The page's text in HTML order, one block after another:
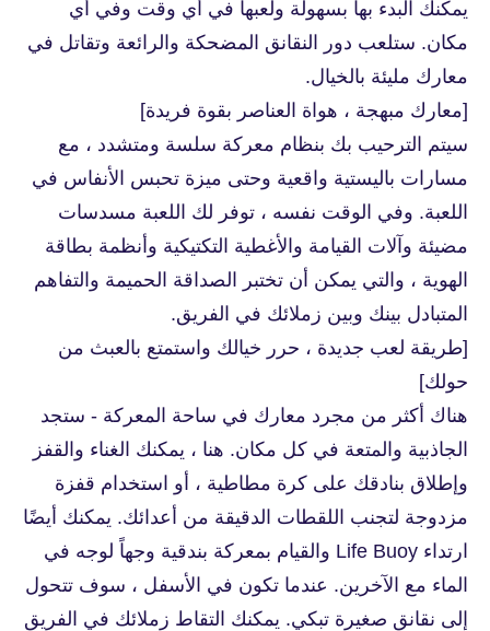
يمكنك البدء بها بسهولة ولعبها في أي وقت وفي أي
مكان. ستلعب دور النقانق المضحكة والرائعة وتقاتل في
معارك مليئة بالخيال.
[معارك مبهجة ، هواة العناصر بقوة فريدة]
سيتم الترحيب بك بنظام معركة سلسة ومتشدد ، مع
مسارات باليستية واقعية وحتى ميزة تحبس الأنفاس في
اللعبة. وفي الوقت نفسه ، توفر لك اللعبة مسدسات
مضيئة وآلات القيامة والأغطية التكتيكية وأنظمة بطاقة
الهوية ، والتي يمكن أن تختبر الصداقة الحميمة والتفاهم
المتبادل بينك وبين زملائك في الفريق.
[طريقة لعب جديدة ، حرر خيالك واستمتع بالعبث من
حولك]
هناك أكثر من مجرد معارك في ساحة المعركة - ستجد
الجاذبية والمتعة في كل مكان. هنا ، يمكنك الغناء والقفز
وإطلاق بنادقك على كرة مطاطية ، أو استخدام قفزة
مزدوجة لتجنب اللقطات الدقيقة من أعدائك. يمكنك أيضًا
ارتداء Life Buoy والقيام بمعركة بندقية وجهاً لوجه في
الماء مع الآخرين. عندما تكون في الأسفل ، سوف تتحول
إلى نقانق صغيرة تبكي. يمكنك التقاط زملائك في الفريق